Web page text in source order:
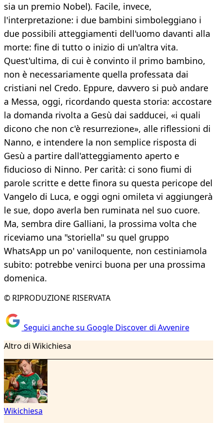
sia un premio Nobel). Facile, invece,
l'interpretazione: i due bambini simboleggiano i
due possibili atteggiamenti dell'uomo davanti alla
morte: fine di tutto o inizio di un'altra vita.
Quest'ultima, di cui è convinto il primo bambino,
non è necessariamente quella professata dai
cristiani nel Credo. Eppure, davvero si può andare
a Messa, oggi, ricordando questa storia: accostare
la domanda rivolta a Gesù dai sadducei, «i quali
dicono che non c'è resurrezione», alle riflessioni di
Nanno, e intendere la non semplice risposta di
Gesù a partire dall'atteggiamento aperto e
fiducioso di Ninno. Per carità: ci sono fiumi di
parole scritte e dette finora su questa pericope del
Vangelo di Luca, e oggi ogni omileta vi aggiungerà
le sue, dopo averla ben ruminata nel suo cuore.
Ma, sembra dire Galliani, la prossima volta che
riceviamo una "storiella" su quel gruppo
WhatsApp un po' vaniloquente, non cestiniamola
subito: potrebbe venirci buona per una prossima
domenica.
© RIPRODUZIONE RISERVATA
Seguici anche su Google Discover di Avvenire
Altro di Wikichiesa
Wikichiesa